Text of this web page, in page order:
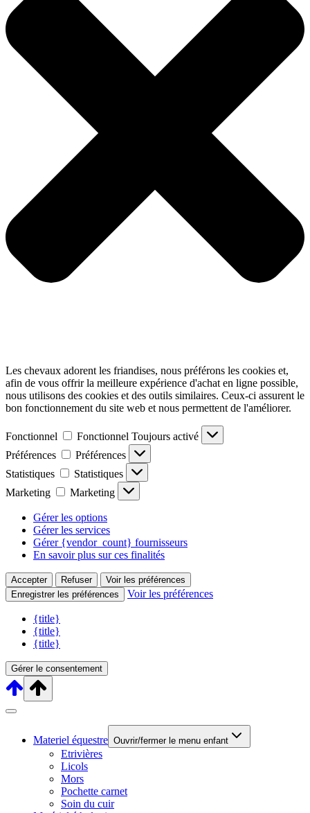
Les chevaux adorent les friandises, nous préférons les cookies et,
afin de vous offrir la meilleure expérience d'achat en ligne possible,
nous utilisons des cookies et des outils similaires. Ceux-ci assurent le
bon fonctionnement du site web et nous permettent de l'améliorer.
Fonctionnel Fonctionnel Toujours activé
Préférences
Préférences
Statistiques
Statistiques
Marketing
Marketing
Gérer les options
Gérer les services
Gérer {vendor_count} fournisseurs
En savoir plus sur ces finalités
Accepter Refuser
Voir les préférences
Enregistrer les préférences
Voir les préférences
{title}
{title}
{title}
Gérer le consentement
Materiel équestre Ouvrir/fermer le menu enfant
Etrivières
Licols
Mors
Pochette carnet
Soin du cuir